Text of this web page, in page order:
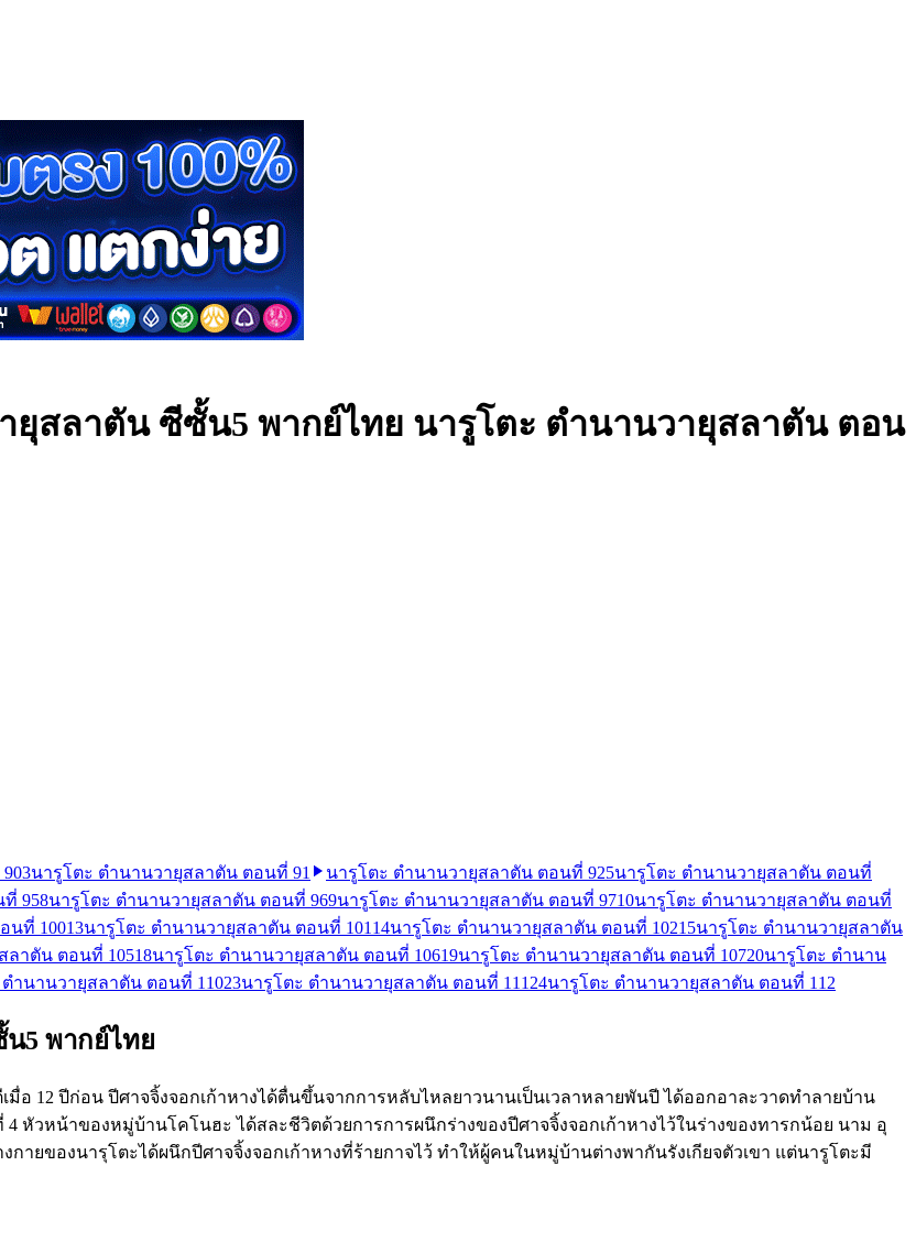
ยุสลาตัน ซีซั้น5 พากย์ไทย นารูโตะ ตำนานวายุสลาตัน ตอน
3นารูโตะ ตำนานวายุสลาตัน ตอนที่ 91 นารูโตะ ตำนานวายุสลาตัน ตอนที่ 925นารูโตะ ตำนานวายุสลาตัน ตอนที่
958นารูโตะ ตำนานวายุสลาตัน ตอนที่ 969นารูโตะ ตำนานวายุสลาตัน ตอนที่ 9710นารูโตะ ตำนานวายุสลาตัน ตอนที่
นที่ 10013นารูโตะ ตำนานวายุสลาตัน ตอนที่ 101 14นารูโตะ ตำนานวายุสลาตัน ตอนที่ 10215นารูโตะ ตำนานวายุสลาตัน
ลาตัน ตอนที่ 10518นารูโตะ ตำนานวายุสลาตัน ตอนที่ 10619นารูโตะ ตำนานวายุสลาตัน ตอนที่ 10720นารูโตะ ตำนาน
ำนานวายุสลาตัน ตอนที่ 11023นารูโตะ ตำนานวายุสลาตัน ตอนที่ 111 24นารูโตะ ตำนานวายุสลาตัน ตอนที่ 112
น5 พากย์ไทย
อ 12 ปีก่อน ปีศาจจิ้งจอกเก้าหางได้ตื่นขึ้นจากการหลับไหลยาวนานเป็นเวลาหลายพันปี ได้ออกอาละวาดทำลายบ้าน
หัวหน้าของหมู่บ้านโคโนฮะ ได้สละชีวิตด้วยการการผนึกร่างของปีศาจจิ้งจอกเก้าหางไว้ในร่างของทารกน้อย นาม อุ
ายของนารุโตะได้ผนึกปีศาจจิ้งจอกเก้าหางที่ร้ายกาจไว้ ทำให้ผู้คนในหมู่บ้านต่างพากันรังเกียจตัวเขา แต่นารูโตะมี